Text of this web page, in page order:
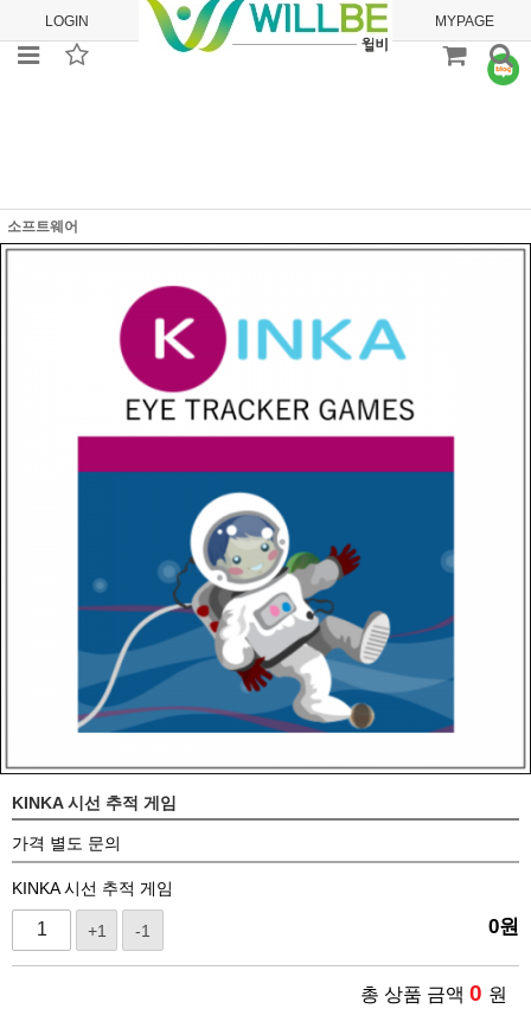
LOGIN JOIN ORDER MYPAGE
소프트웨어
KINKA 시선 추적 게임
가격 별도 문의
KINKA 시선 추적 게임
+1 -1 0원
총 상품 금액 0 원